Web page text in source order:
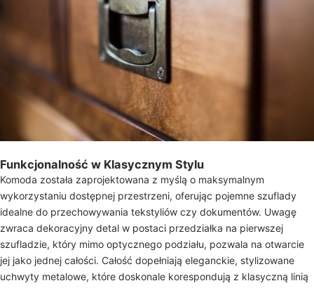
Funkcjonalność w Klasycznym Stylu
Komoda została zaprojektowana z myślą o maksymalnym
wykorzystaniu dostępnej przestrzeni, oferując pojemne szuflady
idealne do przechowywania tekstyliów czy dokumentów. Uwagę
zwraca dekoracyjny detal w postaci przedziałka na pierwszej
szufladzie, który mimo optycznego podziału, pozwala na otwarcie
jej jako jednej całości. Całość dopełniają eleganckie, stylizowane
uchwyty metalowe, które doskonale korespondują z klasyczną linią